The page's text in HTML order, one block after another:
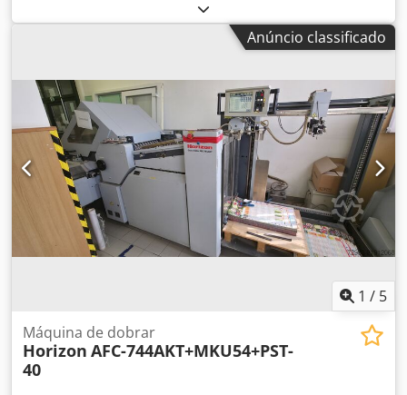
, Estou a vender uma serra
automática para metal com alimentador - Tipo: PEGAS
GONDA automatic 230-AFC - Ano: 2002 - Nº de série:
alimentação para corte de barras de 5 m. A serra é
totalmente automática. O alimentador permite cortar
barras de 5 m em peças com qualquer comprimento. Até
40 mm de diâmetro, também pode avançar duas barras ao
mesmo tempo. A serra está regularmente mantida, sem
falhas e em excelente estado. Ligada à rede elétrica e
pronta a funcionar.
Anúncio classificado
1 / 5
Máquina de dobrar
Horizon AFC-744AKT+MKU54+PST-
40